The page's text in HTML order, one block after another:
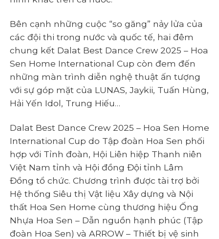
Bên cạnh những cuộc “so găng” nảy lửa của
các đội thi trong nước và quốc tế, hai đêm
chung kết Dalat Best Dance Crew 2025 – Hoa
Sen Home International Cup còn đem đến
những màn trình diễn nghệ thuật ấn tượng
với sự góp mặt của LUNAS, Jaykii, Tuấn Hùng,
Hải Yến Idol, Trung Hiếu…
Dalat Best Dance Crew 2025 – Hoa Sen Home
International Cup do Tập đoàn Hoa Sen phối
hợp với Tỉnh đoàn, Hội Liên hiệp Thanh niên
Việt Nam tỉnh và Hội đồng Đội tỉnh Lâm
Đồng tổ chức. Chương trình được tài trợ bởi
Hệ thống Siêu thị Vật liệu Xây dựng và Nội
thất Hoa Sen Home cùng thương hiệu Ống
Nhựa Hoa Sen – Dẫn nguồn hạnh phúc (Tập
đoàn Hoa Sen) và ARROW – Thiết bị vệ sinh